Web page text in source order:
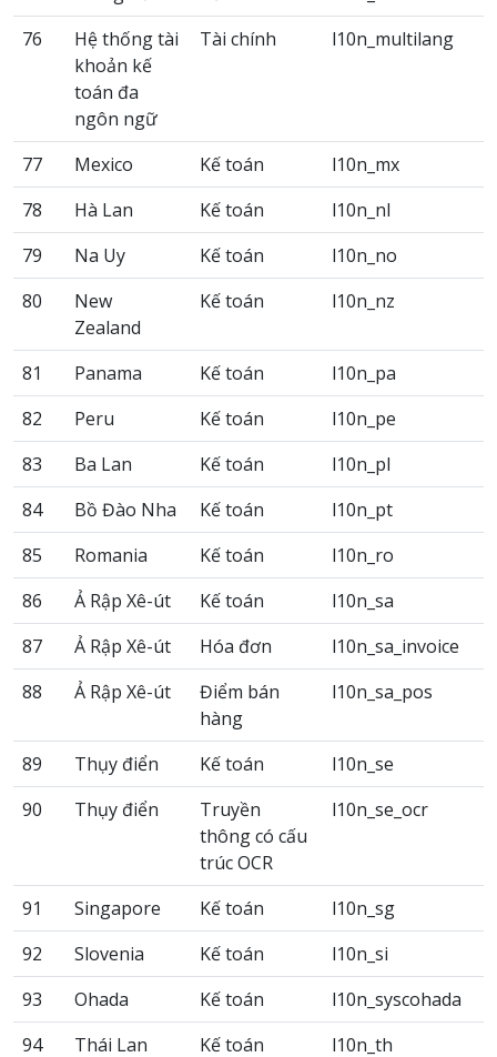
76
Hệ thống tài
khoản kế
toán đa
ngôn ngữ
Tài chính l10n_multilang
77 Mexico Kế toán
l10n_mx
78
Hà Lan Kế toán
l10n_nl
79
Na Uy Kế toán
l10n_no
80
New
Zealand
Kế toán l10n_nz
81 Panama Kế toán
l10n_pa
82
Peru Kế toán
l10n_pe
83
Ba Lan Kế toán
l10n_pl
84
Bồ Đào Nha Kế toán
l10n_pt
85
Romania Kế toán
l10n_ro
86
Ả Rập Xê-út Kế toán
l10n_sa
87
Ả Rập Xê-út Hóa đơn
l10n_sa_invoice
88
Ả Rập Xê-út
Điểm bán
hàng
l10n_sa_pos
89 Thụy điển Kế toán
l10n_se
90
Thụy điển
Truyền
thông có cấu
trúc OCR
l10n_se_ocr
91 Singapore Kế toán
l10n_sg
92
Slovenia Kế toán
l10n_si
93
Ohada Kế toán
l10n_syscohada
94
Thái Lan Kế toán
l10n_th